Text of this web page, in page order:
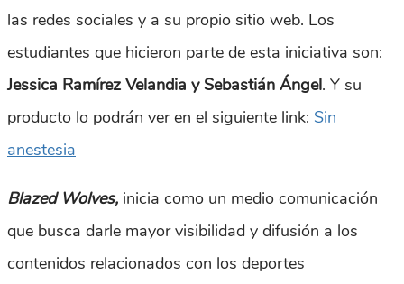
las redes sociales y a su propio sitio web. Los
estudiantes que hicieron parte de esta iniciativa son:
Jessica Ramírez Velandia y Sebastián Ángel. Y su
producto lo podrán ver en el siguiente link: Sin
anestesia
Blazed Wolves, inicia como un medio comunicación
que busca darle mayor visibilidad y difusión a los
contenidos relacionados con los deportes